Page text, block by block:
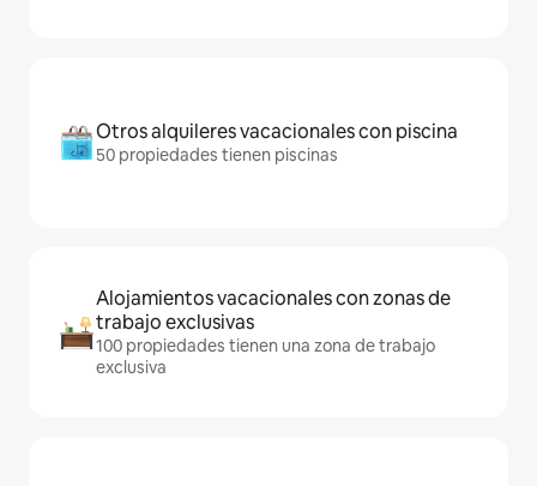
Otros alquileres vacacionales con piscina
50 propiedades tienen piscinas
Alojamientos vacacionales con zonas de
trabajo exclusivas
100 propiedades tienen una zona de trabajo
exclusiva